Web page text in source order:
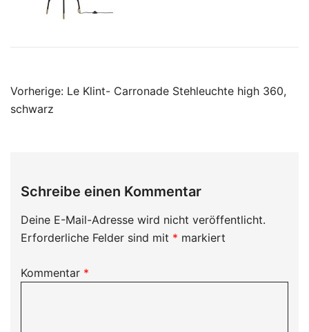
Beitragsnavigation
Vorherige: Le Klint- Carronade Stehleuchte high 360,
schwarz
Schreibe einen Kommentar
Deine E-Mail-Adresse wird nicht veröffentlicht.
Erforderliche Felder sind mit * markiert
Kommentar *